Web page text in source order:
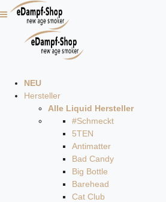
NEU
Hersteller
Alle Liquid Hersteller
#Schmeckt
5TEN
Antimatter
Bad Candy
Big Bottle
Barehead
Cat Club